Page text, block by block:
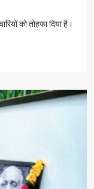
को तोहफा दिया है।